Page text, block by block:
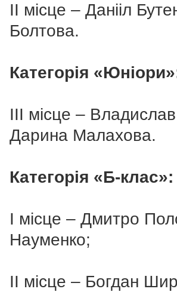
ІІ місце – Данііл
Болтова.
Категорія
ІІІ місце –
Дарина Малахова.
Категорія «Б-клас»:
І місце – Дмитро
Науменко;
ІІ місце – Богдан